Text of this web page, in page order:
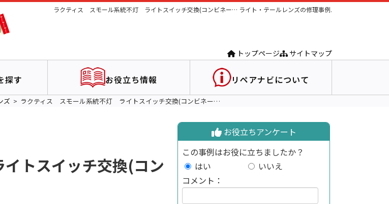
ラクティス スモール系統不灯 ライトスイッチ交換(コンビネー… ライト・テールレンズの修理事例.
トップページ サイトマップ
探す お役立ち情報 リペアナビについて
ズ ラクティス スモール系統不灯 ライトスイッチ交換(コンビネー…
トスイッチ交換(コン
お役立ちアンケート
この事例はお役に立ちましたか？
はい
いいえ
コメント：